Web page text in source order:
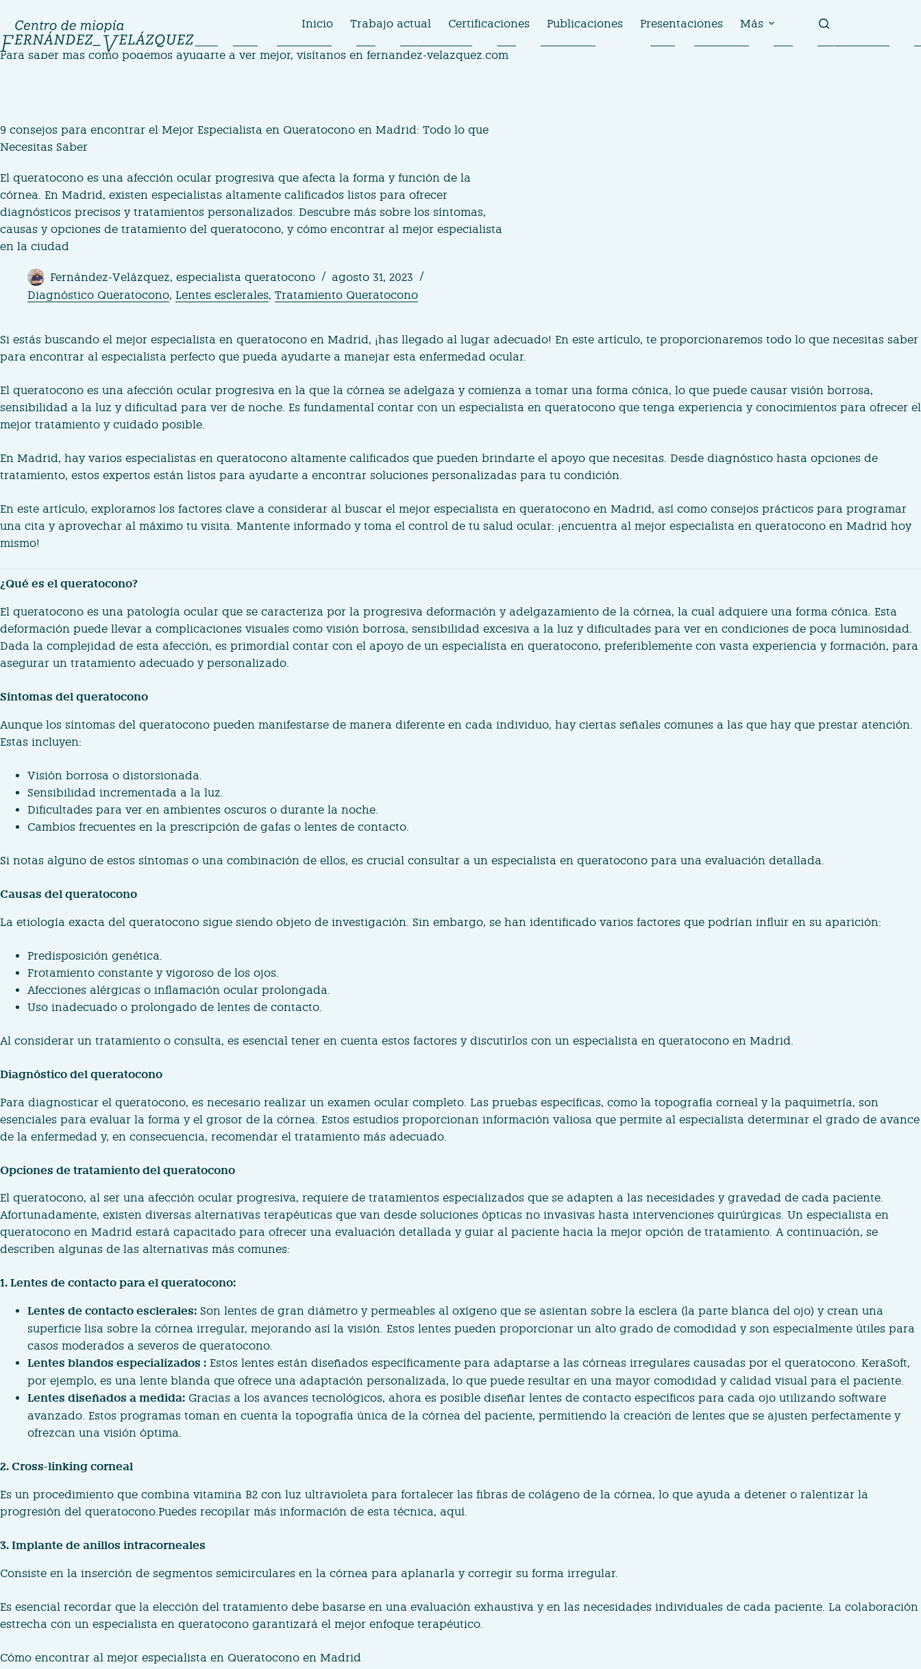
contenido
Inicio Trabajo actual Certificaciones Publicaciones Presentaciones Más
Para saber más cómo podemos ayudarte a ver mejor, visítanos en fernandez-velazquez.com
9 consejos para encontrar el Mejor Especialista en Queratocono en Madrid: Todo lo que
Necesitas Saber
El queratocono es una afección ocular progresiva que afecta la forma y función de la
córnea. En Madrid, existen especialistas altamente calificados listos para ofrecer
diagnósticos precisos y tratamientos personalizados. Descubre más sobre los síntomas,
causas y opciones de tratamiento del queratocono, y cómo encontrar al mejor especialista
en la ciudad
Fernández-Velázquez, especialista queratocono
agosto 31, 2023
Diagnóstico Queratocono, Lentes esclerales, Tratamiento Queratocono
Si estás buscando el mejor especialista en queratocono en Madrid, ¡has llegado al lugar adecuado! En este artículo, te proporcionaremos todo lo que necesitas saber
para encontrar al especialista perfecto que pueda ayudarte a manejar esta enfermedad ocular.
El queratocono es una afección ocular progresiva en la que la córnea se adelgaza y comienza a tomar una forma cónica, lo que puede causar visión borrosa,
sensibilidad a la luz y dificultad para ver de noche. Es fundamental contar con un especialista en queratocono que tenga experiencia y conocimientos para ofrecer el
mejor tratamiento y cuidado posible.
En Madrid, hay varios especialistas en queratocono altamente calificados que pueden brindarte el apoyo que necesitas. Desde diagnóstico hasta opciones de
tratamiento, estos expertos están listos para ayudarte a encontrar soluciones personalizadas para tu condición.
En este artículo, exploramos los factores clave a considerar al buscar el mejor especialista en queratocono en Madrid, así como consejos prácticos para programar
una cita y aprovechar al máximo tu visita. Mantente informado y toma el control de tu salud ocular: ¡encuentra al mejor especialista en queratocono en Madrid hoy
mismo!
¿Qué es el queratocono?
El queratocono es una patología ocular que se caracteriza por la progresiva deformación y adelgazamiento de la córnea, la cual adquiere una forma cónica. Esta
deformación puede llevar a complicaciones visuales como visión borrosa, sensibilidad excesiva a la luz y dificultades para ver en condiciones de poca luminosidad.
Dada la complejidad de esta afección, es primordial contar con el apoyo de un especialista en queratocono, preferiblemente con vasta experiencia y formación, para
asegurar un tratamiento adecuado y personalizado.
Síntomas del queratocono
Aunque los síntomas del queratocono pueden manifestarse de manera diferente en cada individuo, hay ciertas señales comunes a las que hay que prestar atención.
Estas incluyen:
Visión borrosa o distorsionada.
Sensibilidad incrementada a la luz.
Dificultades para ver en ambientes oscuros o durante la noche.
Cambios frecuentes en la prescripción de gafas o lentes de contacto.
Si notas alguno de estos síntomas o una combinación de ellos, es crucial consultar a un especialista en queratocono para una evaluación detallada.
Causas del queratocono
La etiología exacta del queratocono sigue siendo objeto de investigación. Sin embargo, se han identificado varios factores que podrían influir en su aparición:
Predisposición genética.
Frotamiento constante y vigoroso de los ojos.
Afecciones alérgicas o inflamación ocular prolongada.
Uso inadecuado o prolongado de lentes de contacto.
Al considerar un tratamiento o consulta, es esencial tener en cuenta estos factores y discutirlos con un especialista en queratocono en Madrid.
Diagnóstico del queratocono
Para diagnosticar el queratocono, es necesario realizar un examen ocular completo. Las pruebas específicas, como la topografía corneal y la paquimetría, son
esenciales para evaluar la forma y el grosor de la córnea. Estos estudios proporcionan información valiosa que permite al especialista determinar el grado de avance
de la enfermedad y, en consecuencia, recomendar el tratamiento más adecuado.
Opciones de tratamiento del queratocono
El queratocono, al ser una afección ocular progresiva, requiere de tratamientos especializados que se adapten a las necesidades y gravedad de cada paciente.
Afortunadamente, existen diversas alternativas terapéuticas que van desde soluciones ópticas no invasivas hasta intervenciones quirúrgicas. Un especialista en
queratocono en Madrid estará capacitado para ofrecer una evaluación detallada y guiar al paciente hacia la mejor opción de tratamiento. A continuación, se
describen algunas de las alternativas más comunes:
1. Lentes de contacto para el queratocono:
Lentes de contacto esclerales: Son lentes de gran diámetro y permeables al oxígeno que se asientan sobre la esclera (la parte blanca del ojo) y crean una
superficie lisa sobre la córnea irregular, mejorando así la visión. Estos lentes pueden proporcionar un alto grado de comodidad y son especialmente útiles para
casos moderados a severos de queratocono.
Lentes blandos especializados : Estos lentes están diseñados específicamente para adaptarse a las córneas irregulares causadas por el queratocono. KeraSoft,
por ejemplo, es una lente blanda que ofrece una adaptación personalizada, lo que puede resultar en una mayor comodidad y calidad visual para el paciente.
Lentes diseñados a medida: Gracias a los avances tecnológicos, ahora es posible diseñar lentes de contacto específicos para cada ojo utilizando software
avanzado. Estos programas toman en cuenta la topografía única de la córnea del paciente, permitiendo la creación de lentes que se ajusten perfectamente y
ofrezcan una visión óptima.
2. Cross-linking corneal
Es un procedimiento que combina vitamina B2 con luz ultravioleta para fortalecer las fibras de colágeno de la córnea, lo que ayuda a detener o ralentizar la
progresión del queratocono.Puedes recopilar más información de esta técnica, aquí.
3. Implante de anillos intracorneales
Consiste en la inserción de segmentos semicirculares en la córnea para aplanarla y corregir su forma irregular.
Es esencial recordar que la elección del tratamiento debe basarse en una evaluación exhaustiva y en las necesidades individuales de cada paciente. La colaboración
estrecha con un especialista en queratocono garantizará el mejor enfoque terapéutico.
Cómo encontrar al mejor especialista en Queratocono en Madrid